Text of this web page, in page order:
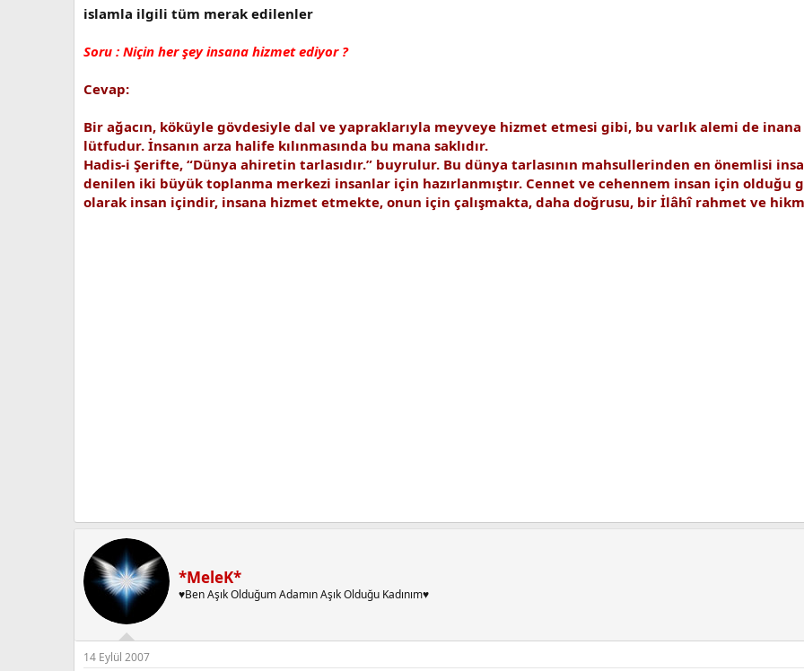
a
h
islamla ilgili tüm merak edilenler
Soru : Niçin her şey insana hizmet ediyor ?
Cevap:
Bir ağacın, köküyle gövdesiyle dal ve yapraklarıyla meyveye hizmet etmesi gibi, bu varlık alemi de
lütfudur. İnsanın arza halife kılınmasında bu mana saklıdır.
Hadis-i Şerifte, “Dünya ahiretin tarlasıdır.” buyrulur. Bu dünya tarlasının mahsullerinden en önemlisi
denilen iki büyük toplanma merkezi insanlar için hazırlanmıştır. Cennet ve cehennem insan için olduğu
olarak insan içindir, insana hizmet etmekte, onun için çalışmakta, daha doğrusu, bir İlâhî rahmet ve
*MeleK*
♥Ben Aşık Olduğum Adamın Aşık Olduğu Kadınım♥
14 Eylül 2007